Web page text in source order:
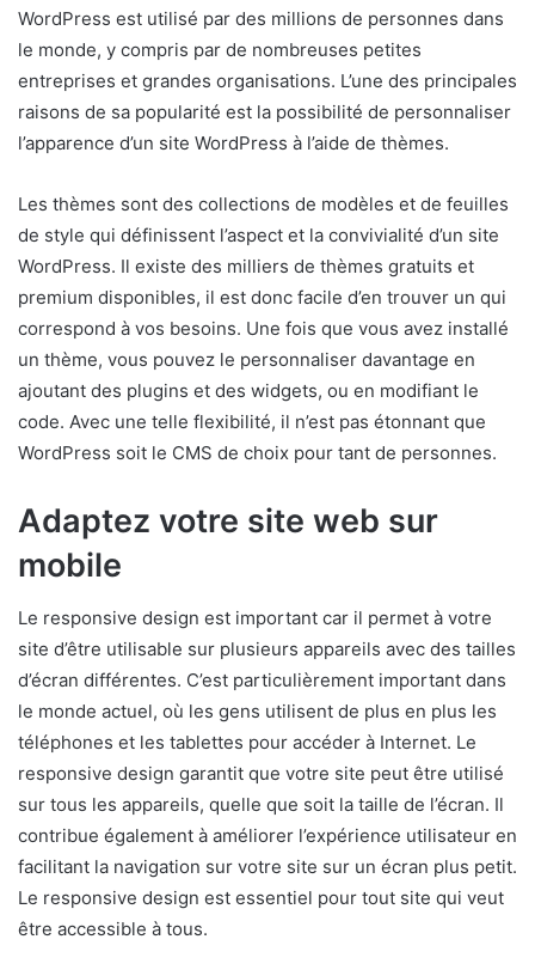
WordPress est utilisé par des millions de personnes dans
le monde, y compris par de nombreuses petites
entreprises et grandes organisations. L’une des principales
raisons de sa popularité est la possibilité de personnaliser
l’apparence d’un site WordPress à l’aide de thèmes.
Les thèmes sont des collections de modèles et de feuilles
de style qui définissent l’aspect et la convivialité d’un site
WordPress. Il existe des milliers de thèmes gratuits et
premium disponibles, il est donc facile d’en trouver un qui
correspond à vos besoins. Une fois que vous avez installé
un thème, vous pouvez le personnaliser davantage en
ajoutant des plugins et des widgets, ou en modifiant le
code. Avec une telle flexibilité, il n’est pas étonnant que
WordPress soit le CMS de choix pour tant de personnes.
Adaptez votre site web sur
mobile
Le responsive design est important car il permet à votre
site d’être utilisable sur plusieurs appareils avec des tailles
d’écran différentes. C’est particulièrement important dans
le monde actuel, où les gens utilisent de plus en plus les
téléphones et les tablettes pour accéder à Internet. Le
responsive design garantit que votre site peut être utilisé
sur tous les appareils, quelle que soit la taille de l’écran. Il
contribue également à améliorer l’expérience utilisateur en
facilitant la navigation sur votre site sur un écran plus petit.
Le responsive design est essentiel pour tout site qui veut
être accessible à tous.